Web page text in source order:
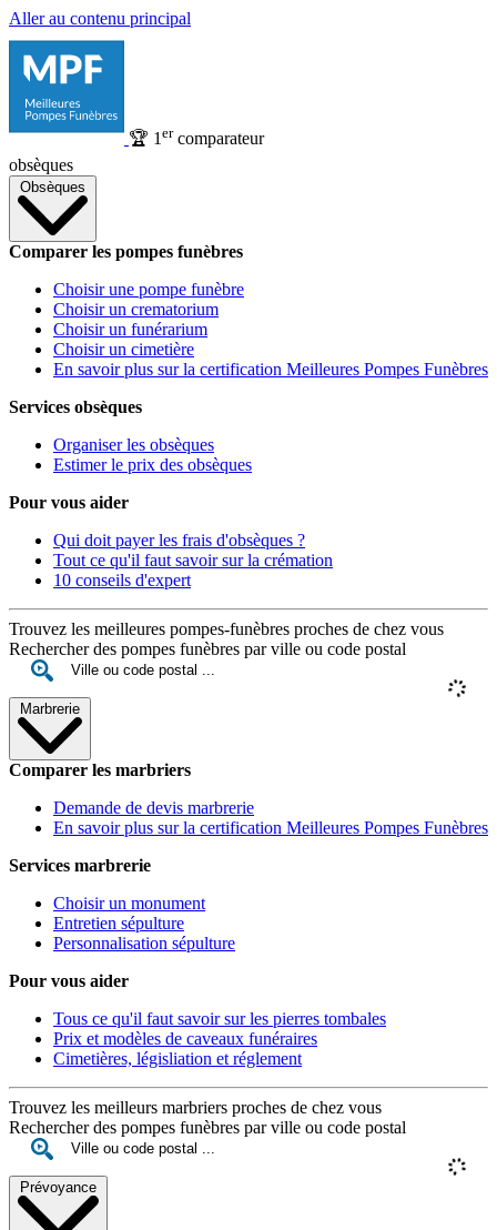
Aller au contenu principal
🏆 1 ercomparateur
obsèques
Obsèques
Comparer les pompes funèbres
Choisir une pompe funèbre
Choisir un crematorium
Choisir un funérarium
Choisir un cimetière
En savoir plus sur la certification Meilleures Pompes Funèbres
Services obsèques
Organiser les obsèques
Estimer le prix des obsèques
Pour vous aider
Qui doit payer les frais d'obsèques ?
Tout ce qu'il faut savoir sur la crémation
10 conseils d'expert
Trouvez les meilleures pompes-funèbres proches de chez vous
Rechercher des pompes funèbres par ville ou code postal
Marbrerie
Comparer les marbriers
Demande de devis marbrerie
En savoir plus sur la certification Meilleures Pompes Funèbres
Services marbrerie
Choisir un monument
Entretien sépulture
Personnalisation sépulture
Pour vous aider
Tous ce qu'il faut savoir sur les pierres tombales
Prix et modèles de caveaux funéraires
Cimetières, législiation et réglement
Trouvez les meilleurs marbriers proches de chez vous
Rechercher des pompes funèbres par ville ou code postal
Prévoyance